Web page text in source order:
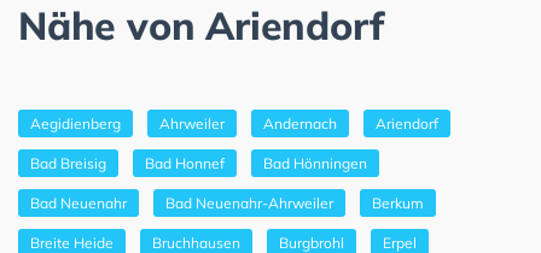
Nähe von Ariendorf
Aegidienberg Ahrweiler Andernach Ariendorf
Bad Breisig Bad Honnef Bad Hönningen
Bad Neuenahr Bad Neuenahr-Ahrweiler Berkum
Breite Heide Bruchhausen Burgbrohl Erpel